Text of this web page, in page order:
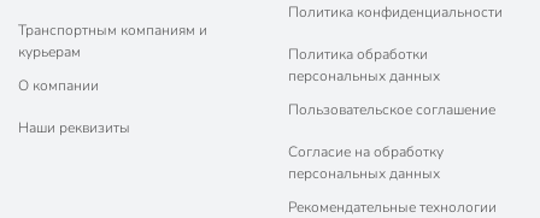
Транспортным компаниям и
курьерам
О компании
Наши реквизиты
Политика конфиденциальности
Политика обработки
персональных данных
Пользовательское соглашение
Согласие на обработку
персональных данных
Рекомендательные технологии